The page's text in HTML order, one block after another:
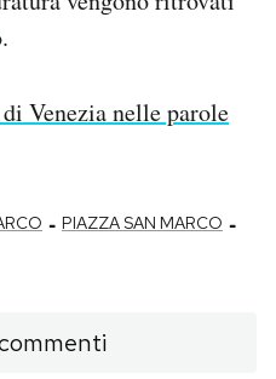
Venezia nelle parole
- PIAZZA SAN MARCO -